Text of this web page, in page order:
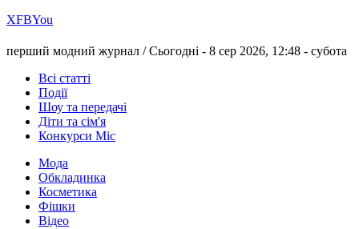
ХFBYou
перший модний журнал /Сьогодні - 8 сер 2026, 12:48 - субота
Всі статті
Події
Шоу та передачі
Діти та сім'я
Конкурси Міс
Мода
Обкладинка
Косметика
Фішки
Відео